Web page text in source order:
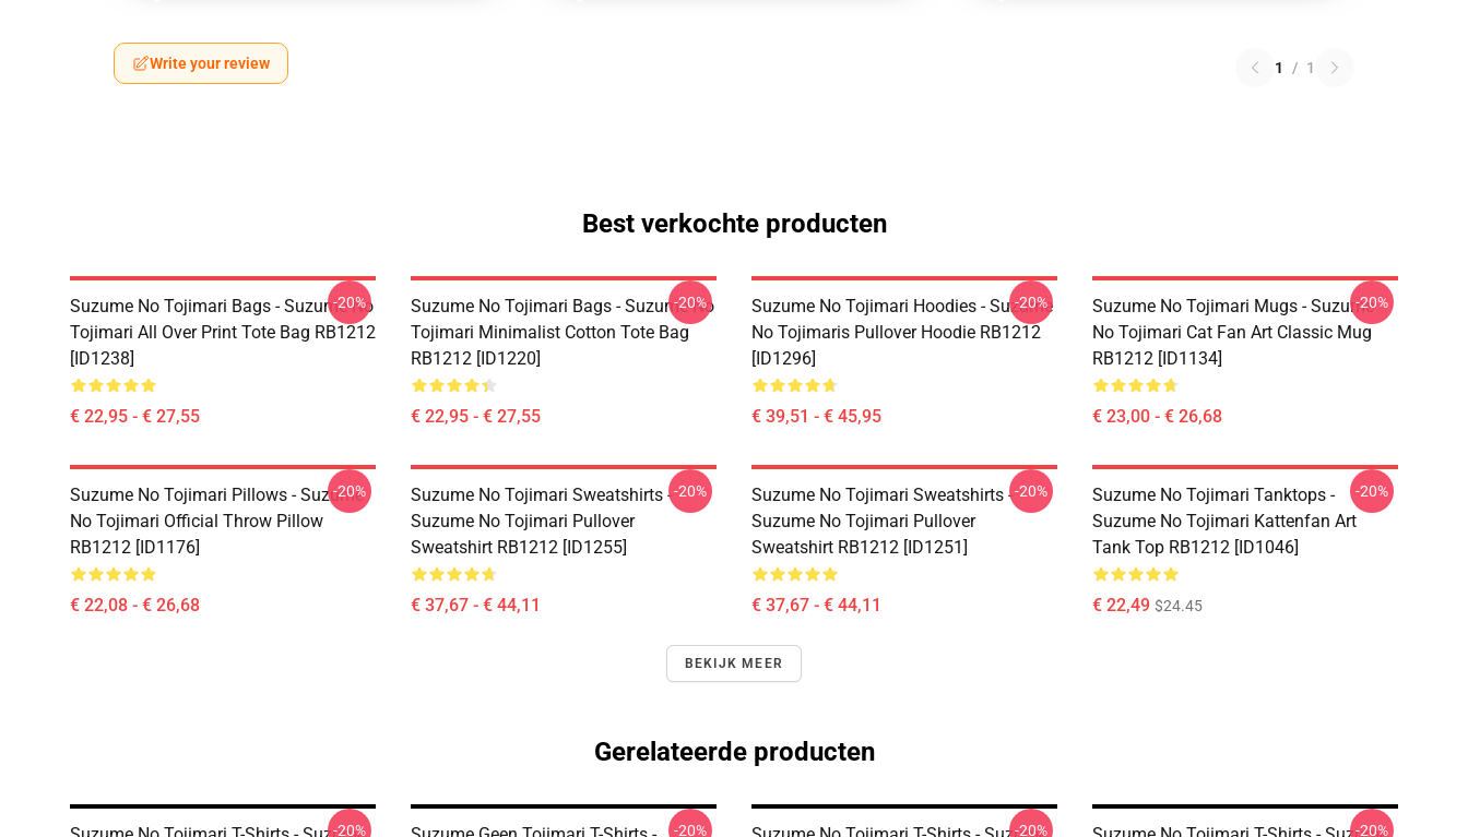
Write your review 1 / 1
Best verkochte producten
Suzume No Tojimari Bags - Suzume No
Tojimari All Over Print Tote Bag RB1212
[ID1238]
€ 22,95 - € 27,55
-20%
Suzume No Tojimari Bags - Suzume No
Tojimari Minimalist Cotton Tote Bag
RB1212 [ID1220]
€ 22,95 - € 27,55
-20%
Suzume No Tojimari Hoodies - Suzume
No Tojimaris Pullover Hoodie RB1212
[ID1296]
€ 39,51 - € 45,95
-20%
Suzume No Tojimari Mugs - Suzume
No Tojimari Cat Fan Art Classic Mug
RB1212 [ID1134]
€ 23,00 - € 26,68
-20%
Suzume No Tojimari Pillows - Suzume
No Tojimari Official Throw Pillow
RB1212 [ID1176]
€ 22,08 - € 26,68
-20%
Suzume No Tojimari Sweatshirts -
Suzume No Tojimari Pullover
Sweatshirt RB1212 [ID1255]
€ 37,67 - € 44,11
-20%
Suzume No Tojimari Sweatshirts -
Suzume No Tojimari Pullover
Sweatshirt RB1212 [ID1251]
€ 37,67 - € 44,11
-20%
Suzume No Tojimari Tanktops -
Suzume No Tojimari Kattenfan Art
Tank Top RB1212 [ID1046]
€ 22,49 $24.45
-20%
BEKIJK MEER
Gerelateerde producten
-20% -20% -20% -20%